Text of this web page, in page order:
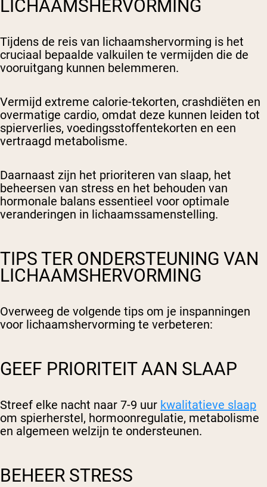
LICHAAMSHERVORMING
Tijdens de reis van lichaamshervorming is het
cruciaal bepaalde valkuilen te vermijden die de
vooruitgang kunnen belemmeren.
Vermijd extreme calorie-tekorten, crashdiëten en
overmatige cardio, omdat deze kunnen leiden tot
spierverlies, voedingsstoffentekorten en een
vertraagd metabolisme.
Daarnaast zijn het prioriteren van slaap, het
beheersen van stress en het behouden van
hormonale balans essentieel voor optimale
veranderingen in lichaamssamenstelling.
TIPS TER ONDERSTEUNING VAN
LICHAAMSHERVORMING
Overweeg de volgende tips om je inspanningen
voor lichaamshervorming te verbeteren:
GEEF PRIORITEIT AAN SLAAP
Streef elke nacht naar 7-9 uur kwalitatieve slaap
om spierherstel, hormoonregulatie, metabolisme
en algemeen welzijn te ondersteunen.
BEHEER STRESS